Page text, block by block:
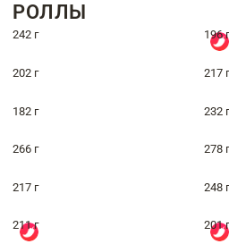
РОЛЛЫ
242 г 196 г
202 г 217 г
182 г 232 г
266 г 278 г
217 г 248 г
211 г 201 г